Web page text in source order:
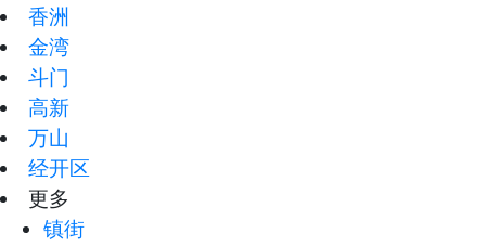
香洲
金湾
斗门
高新
万山
经开区
更多
镇街